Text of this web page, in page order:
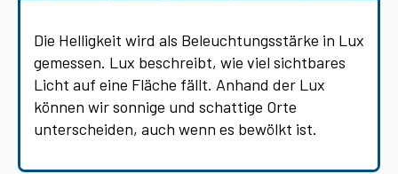
Die Helligkeit wird als Beleuchtungsstärke in Lux
gemessen. Lux beschreibt, wie viel sichtbares
Licht auf eine Fläche fällt. Anhand der Lux
können wir sonnige und schattige Orte
unterscheiden, auch wenn es bewölkt ist.